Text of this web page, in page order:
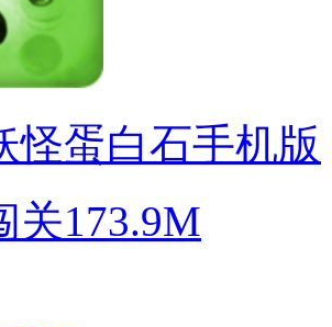
怪蛋白石手机版
关173.9M